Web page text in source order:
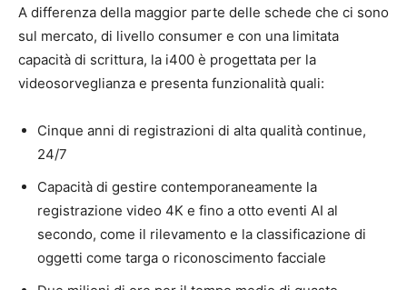
A differenza della maggior parte delle schede che ci sono
sul mercato, di livello consumer e con una limitata
capacità di scrittura, la i400 è progettata per la
videosorveglianza e presenta funzionalità quali:
Cinque anni di registrazioni di alta qualità continue,
24/7
Capacità di gestire contemporaneamente la
registrazione video 4K e fino a otto eventi AI al
secondo, come il rilevamento e la classificazione di
oggetti come targa o riconoscimento facciale